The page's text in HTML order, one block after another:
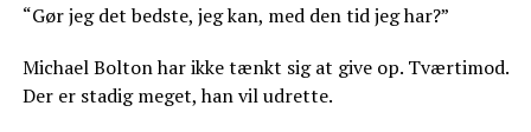
“Gør jeg det bedste, jeg kan, med den tid jeg har?”
Michael Bolton har ikke tænkt sig at give op. Tværtimod.
Der er stadig meget, han vil udrette.